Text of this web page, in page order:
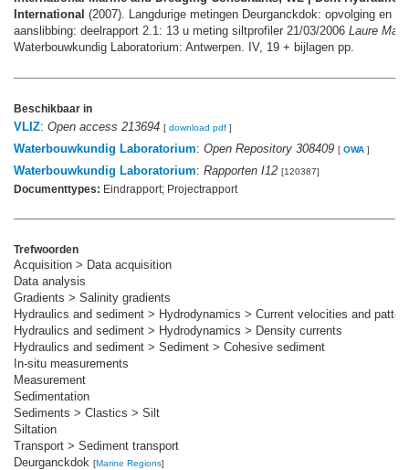
International (2007). Langdurige metingen Deurganckdok: opvolging en
aanslibbing: deelrapport 2.1: 13 u meting siltprofiler 21/03/2006 Laure
Waterbouwkundig Laboratorium: Antwerpen. IV, 19 + bijlagen pp.
Beschikbaar in
VLIZ: Open access 213694 [ download pdf ]
Waterbouwkundig Laboratorium: Open Repository 308409 [ OWA ]
Waterbouwkundig Laboratorium: Rapporten I12 [120387]
Documenttypes: Eindrapport; Projectrapport
Trefwoorden
Acquisition > Data acquisition
Data analysis
Gradients > Salinity gradients
Hydraulics and sediment > Hydrodynamics > Current velocities and
Hydraulics and sediment > Hydrodynamics > Density currents
Hydraulics and sediment > Sediment > Cohesive sediment
In-situ measurements
Measurement
Sedimentation
Sediments > Clastics > Silt
Siltation
Transport > Sediment transport
Deurganckdok [Marine Regions]